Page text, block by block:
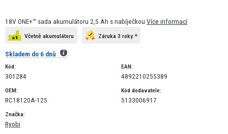
18V ONE+™ sada akumulátoru 2,5 Ah s nabíječkou Více informací
Včetně akumulátoru Záruka 3 roky *
Skladem do 6 dnů
Kód:
301284
EAN:
4892210255389
OEM:
RC18120A-125
Kód dodavatele:
5133006917
Značka:
Ryobi